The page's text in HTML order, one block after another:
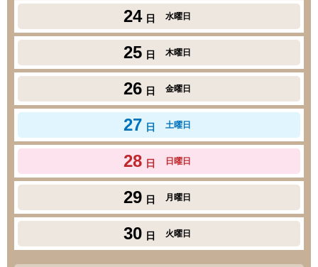
24 日 水曜日
25 日 木曜日
26 日 金曜日
27 日 土曜日
28 日 日曜日
29 日 月曜日
30 日 火曜日